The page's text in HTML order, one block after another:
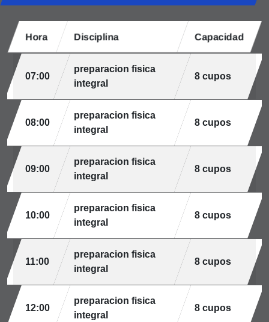
Hora Disciplina Capacidad
07:00
preparacion fisica
integral
8 cupos
08:00
preparacion fisica
integral
8 cupos
09:00
preparacion fisica
integral
8 cupos
10:00
preparacion fisica
integral
8 cupos
11:00
preparacion fisica
integral
8 cupos
12:00
preparacion fisica
integral
8 cupos